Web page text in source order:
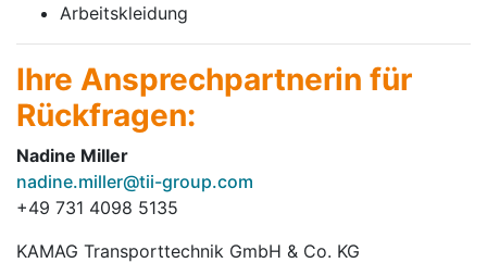
Arbeitskleidung
Ihre Ansprechpartnerin für
Rückfragen:
Nadine Miller
nadine.miller@tii-group.com
+49 731 4098 5135
KAMAG Transporttechnik GmbH & Co. KG